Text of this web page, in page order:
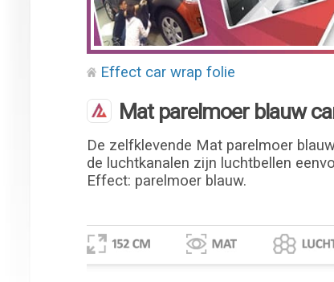
Effect car wrap folie
Mat parelmoer blauw
De zelfklevende Mat parelmoer
de luchtkanalen zijn luchtbellen
Effect: parelmoer blauw.